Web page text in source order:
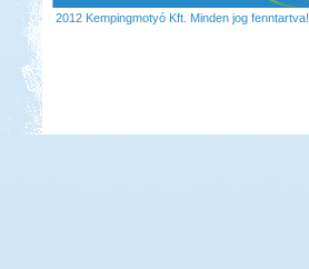
2012 Kempingmotyó Kft. Minden jog fenntartva!